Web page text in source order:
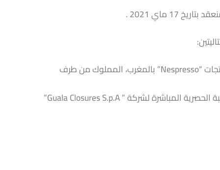
ماي 2021 .
اقتناء شركة “Nestlé Maroc sa” للأصل التجاري المتعلق بتسويق منتجات “Nespresso” بالمغرب، المملوك من طرف
تولي شركة ” Special Packaging Solutions Investment sarl ” المراقبة الحصرية المباشرة لشركة ” Guala Closures S.p.A”